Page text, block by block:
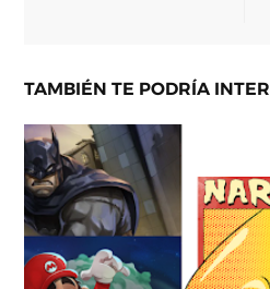
TAMBIÉN TE PODRÍA